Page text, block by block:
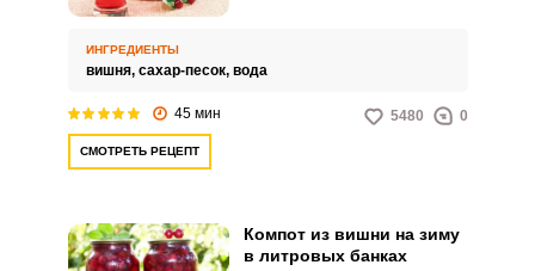
вкусными и сочными.
ИНГРЕДИЕНТЫ
вишня, сахар-песок, вода
45 мин 5480 0
СМОТРЕТЬ РЕЦЕПТ
Компот из вишни на зиму
в литровых банках